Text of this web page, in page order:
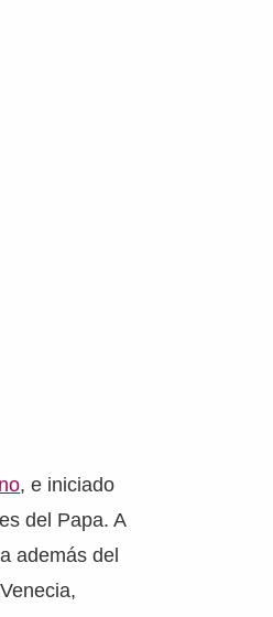
, e iniciado
del Papa. A
además del